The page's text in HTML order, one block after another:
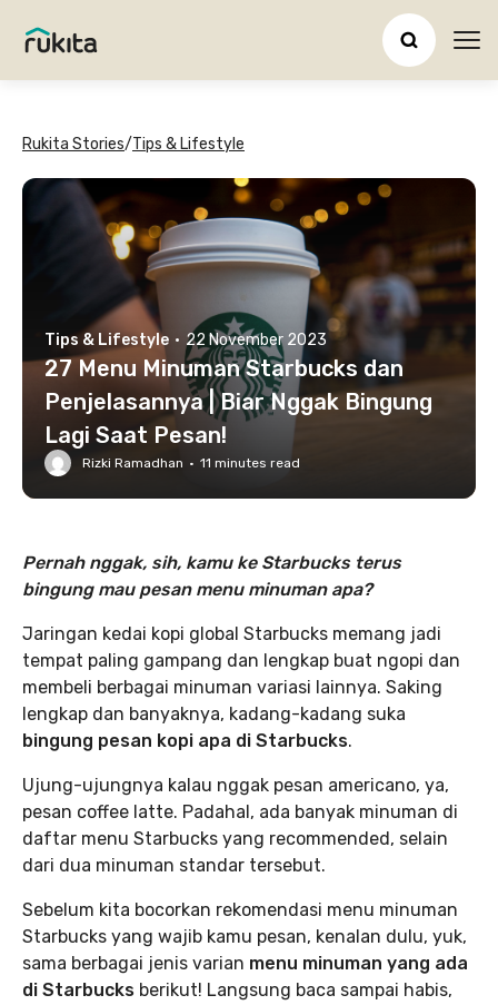
Rukita Stories/Tips & Lifestyle
Tips & Lifestyle · 22 November 2023
27 Menu Minuman Starbucks dan
Penjelasannya | Biar Nggak Bingung
Lagi Saat Pesan!
Rizki Ramadhan · 11 minutes read
Pernah nggak, sih, kamu ke Starbucks terus
bingung mau pesan menu minuman apa?
Jaringan kedai kopi global Starbucks memang jadi
tempat paling gampang dan lengkap buat ngopi dan
membeli berbagai minuman variasi lainnya. Saking
lengkap dan banyaknya, kadang-kadang suka
bingung pesan kopi apa di Starbucks.
Ujung-ujungnya kalau nggak pesan americano, ya,
pesan coffee latte. Padahal, ada banyak minuman di
daftar menu Starbucks yang recommended, selain
dari dua minuman standar tersebut.
Sebelum kita bocorkan rekomendasi menu minuman
Starbucks yang wajib kamu pesan, kenalan dulu, yuk,
sama berbagai jenis varian menu minuman yang ada
di Starbucks berikut! Langsung baca sampai habis,